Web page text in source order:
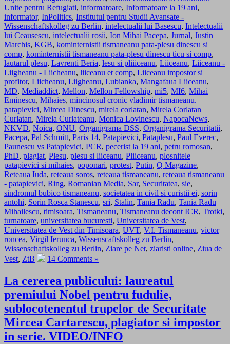
Unite pentru Refugiati, informatoare, Informatoare la 19 ani,
informator, InPolitics, Institutul pentru Studii Avansate -
Wissenschaftskolleg zu Berlin, intelectualii lui Basescu, Intelectualii
lui Ceausescu, intelectualii rosii, Ion Mihai Pacepa, Jurnal, Justin
Marchis, KGB, kominternistii tismaneanu pata-plesu dinescu si
comp, kominternistii tismaneanu pata-plesu dinescu ticu si comp,
lautarul plesu, Lavrenti Beria, lesu si pliiiceanu, Liiceanu, Liiceanu -
Liigheanu - Liicheanu, liiceanu et comp, Liiceanu impostor si
profitor, Liicheanu, Liigheanu, Lubianka, Mangafaua Liiceanu,
MD, Mediaddict, Mellon, Mellon Fellowship, mi5, MI6, Mihai
Eminescu, Mihaies, mincinosul cronic vladimir tismaneanu.
patapievici, Mircea Dinescu, mirela corlatan, Mirela Corlatan
Curlatan, Mirela Curlateanu, Monica Lovinescu, NapocaNews,
NKVD, Noica, ONU, Organigrama DSS, Organigrama Securitatii,
Pacepa, Pal Schmitt, Paris 14, Patapievici, Pataplesu, Paul Everec,
Paunescu vs Patapievici, PCR, pecerist la 19 ani, petru romosan,
PhD, plagiat, Plesu, plesu si liiceanu, Pliiceanu, plosnitele
patapievici si mihaies, poponari, protest, Putin, Q Magazine,
Reteaua Iuda, reteaua soros, reteaua tismaneanu, reteaua tismaneanu
- patapievici, Ring, Romanian Media, Sar, Securitatea, sie,
sindromul bubico tismaneanu, societatea in civil si curistii ei, sorin
antohi, Sorin Rosca Stanescu, sri, Stalin, Tania Radu, Tania Radu
Mihailescu, timisoara, Tismaneanu, Tismaneanu decont ICR, Trotki,
turnatoare, universitatea bucuresti, Universitatea de Vest,
Universitatea de Vest din Timisoara, UVT, V.I. Tismaneanu, victor
roncea, Virgil Ierunca, Wissenscaftskolleg zu Berlin,
Wissenschaftskolleg zu Berlin, Ziare pe Net, ziaristi online, Ziua de
Vest, ZtB 14 Comments »
La cererea publicului: laureatul
premiului Nobel pentru fudulie,
sublocotenentul trupelor de Securitate
Mircea Cartarescu, plagiator si impostor
in serie. VIDEO/INFO